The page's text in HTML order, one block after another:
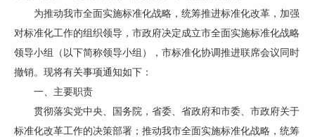
为推动我市全面实施标准化战略，统筹推进标准化改革，加强
对标准化工作的组织领导，市政府决定成立市全面实施标准化战略
领导小组（以下简称领导小组），市标准化协调推进联席会议同时
撤销。现将有关事项通知如下：
一、主要职责
贯彻落实党中央、国务院，省委、省政府和市委、市政府关于
标准化改革工作的决策部署；推动我市全面实施标准化战略，统筹